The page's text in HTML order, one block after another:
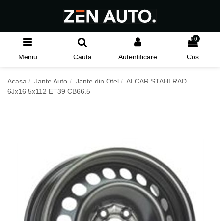
Meniu Cauta Autentificare
0
Cos
Acasa Jante Auto Jante din Otel
ALCAR STAHLRAD
6Jx16 5x112 ET39 CB66.5